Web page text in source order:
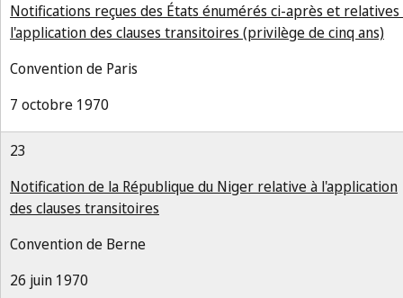
Notifications reçues des États énumérés ci-après et relatives
l'application des clauses transitoires (privilège de cinq ans)
Convention de Paris
7 octobre 1970
23
Notification de la République du Niger relative à l'application
des clauses transitoires
Convention de Berne
26 juin 1970